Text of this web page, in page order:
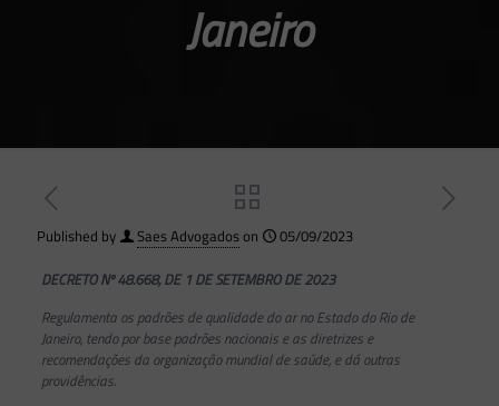
Janeiro
Published by Saes Advogadoson
05/09/2023
DECRETO Nº 48.668, DE 1 DE SETEMBRO DE 2023
Regulamenta os padrões de qualidade do ar no Estado do Rio de
Janeiro, tendo por base padrões nacionais e as diretrizes e
recomendações da organização mundial de saúde, e dá outras
providências.